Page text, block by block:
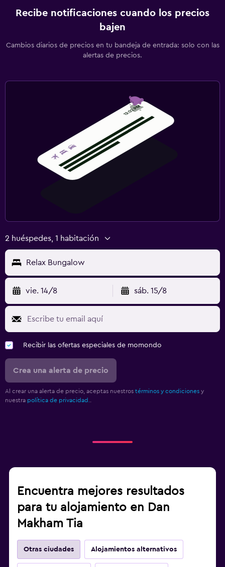
Recibe notificaciones cuando los precios
bajen
Cambios diarios de precios en tu bandeja de entrada: solo con las
alertas de precios.
2 huéspedes, 1 habitación
Relax Bungalow
vie. 14/8 sáb. 15/8
Recibir las ofertas especiales de momondo
Crea una alerta de precio
Al crear una alerta de precio, aceptas nuestros términos y condiciones y
nuestra política de privacidad.
Encuentra mejores resultados
para tu alojamiento en Dan
Makham Tia
Otras ciudades Alojamientos alternativos